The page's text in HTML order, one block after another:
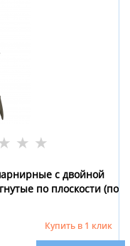
★ ★
с двойной
по плоскости (по
Купить в 1 клик